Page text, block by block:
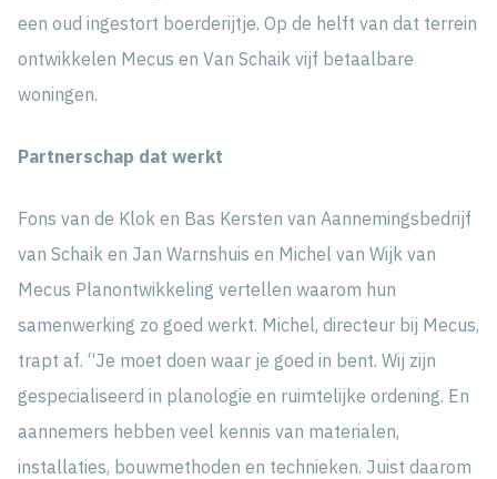
een oud ingestort boerderijtje. Op de helft van dat terrein
ontwikkelen Mecus en Van Schaik vijf betaalbare
woningen.
Partnerschap dat werkt
Fons van de Klok en Bas Kersten van Aannemingsbedrijf
van Schaik en Jan Warnshuis en Michel van Wijk van
Mecus Planontwikkeling vertellen waarom hun
samenwerking zo goed werkt. Michel, directeur bij Mecus,
trapt af. “Je moet doen waar je goed in bent. Wij zijn
gespecialiseerd in planologie en ruimtelijke ordening. En
aannemers hebben veel kennis van materialen,
installaties, bouwmethoden en technieken. Juist daarom